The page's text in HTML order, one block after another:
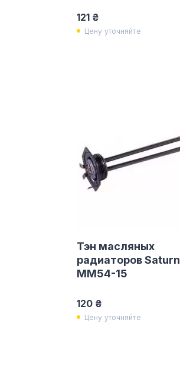
121 ₴
Цену уточняйте
Тэн масляных
радиаторов Saturn
MM54-15
120 ₴
Цену уточняйте